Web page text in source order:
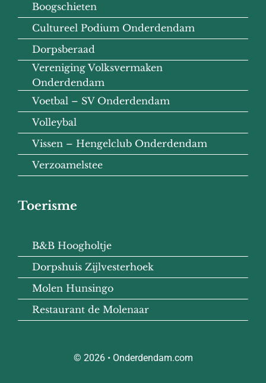
Boogschieten
Cultureel Podium Onderdendam
Dorpsberaad
Vereniging Volksvermaken
Onderdendam
Voetbal – SV Onderdendam
Volleybal
Vissen – Hengelclub Onderdendam
Verzoamelstee
Toerisme
B&B Hoogholtje
Dorpshuis Zijlvesterhoek
Molen Hunsingo
Restaurant de Molenaar
© 2026 • Onderdendam.com